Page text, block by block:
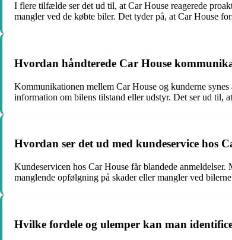
I flere tilfælde ser det ud til, at Car House reagerede
mangler ved de købte biler. Det tyder på, at Car House
Hvordan håndterede Car House
Kommunikationen mellem Car House og kunderne
information om bilens tilstand eller udstyr. Det ser ud
Hvordan ser det ud med kundeservice hos
Kundeservicen hos Car House får blandede
manglende opfølgning på skader eller mangler ved
Hvilke fordele og ulemper kan man